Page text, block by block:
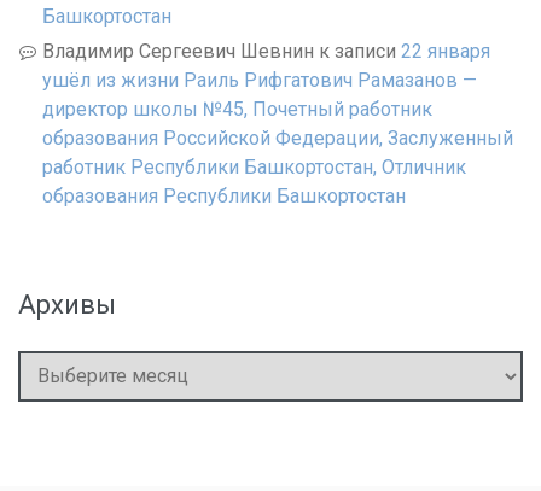
Башкортостан
Владимир Сергеевич Шевнин к записи 22 января
ушёл из жизни Раиль Рифгатович Рамазанов —
директор школы №45, Почетный работник
образования Российской Федерации, Заслуженный
работник Республики Башкортостан, Отличник
образования Республики Башкортостан
Архивы
Архивы